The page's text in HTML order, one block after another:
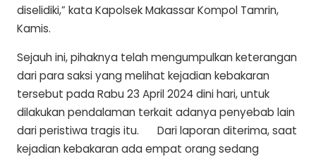
diselidiki,” kata Kapolsek Makassar Kompol Tamrin,
Kamis.
Sejauh ini, pihaknya telah mengumpulkan keterangan
dari para saksi yang melihat kejadian kebakaran
tersebut pada Rabu 23 April 2024 dini hari, untuk
dilakukan pendalaman terkait adanya penyebab lain
dari peristiwa tragis itu. Dari laporan diterima, saat
kejadian kebakaran ada empat orang sedang